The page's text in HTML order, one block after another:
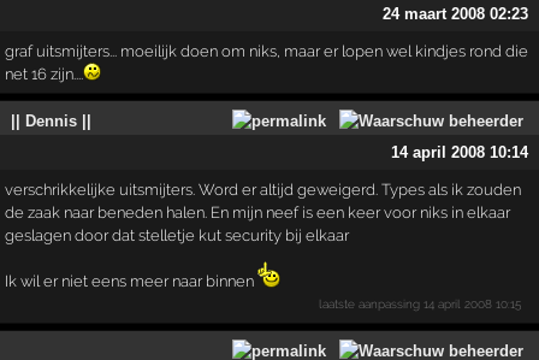
24 maart 2008 02:23
graf uitsmijters... moeilijk doen om niks, maar er lopen wel kindjes rond die
net 16 zijn....
|| Dennis ||
14 april 2008 10:14
verschrikkelijke uitsmijters. Word er altijd geweigerd. Types als ik zouden
de zaak naar beneden halen. En mijn neef is een keer voor niks in elkaar
geslagen door dat stelletje kut security bij elkaar
Ik wil er niet eens meer naar binnen
laatste aanpassing14 april 2008 10:15